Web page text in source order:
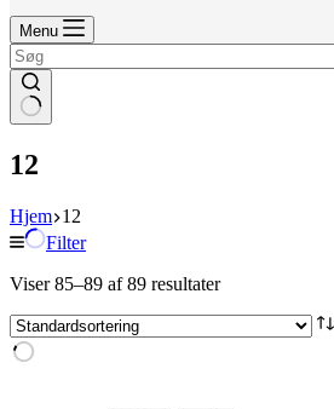
Menu
12
Hjem 12
Filter
Viser 85–89 af 89 resultater